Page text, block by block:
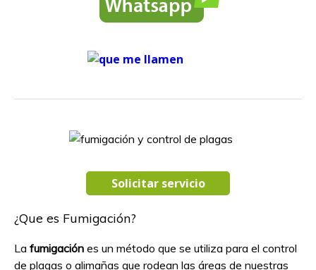
Solicitar servicio
¿Que es Fumigación?
Lafumigación es un método que se utiliza para el control
de plagas o alimañas que rodean las áreas de nuestras